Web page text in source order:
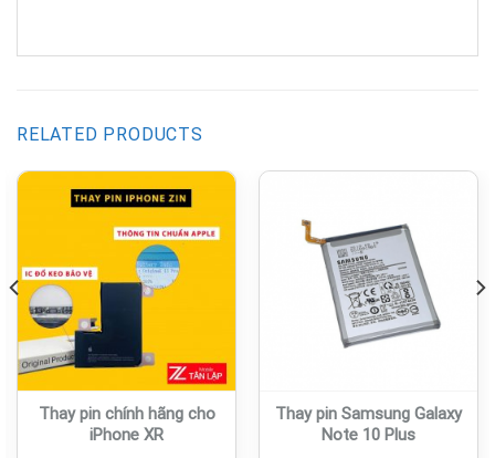
RELATED PRODUCTS
Thay pin chính hãng cho
iPhone XR
Thay pin Samsung Galaxy
Note 10 Plus